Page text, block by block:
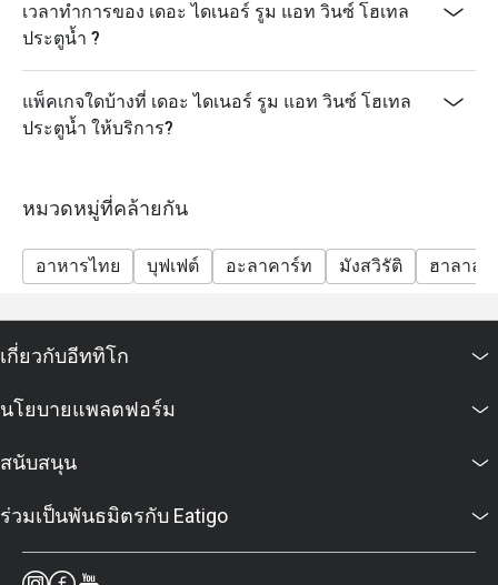
เวลาทำการของ เดอะ ไดเนอร์ รูม แอท วินซ์ โฮเทล
ประตูน้ำ ?
แพ็คเกจใดบ้างที่ เดอะ ไดเนอร์ รูม แอท วินซ์ โฮเทล
ประตูน้ำ ให้บริการ?
หมวดหมู่ที่คล้ายกัน
อาหารไทย บุฟเฟต์ อะลาคาร์ท มังสวิรัติ ฮาลาล
เกี่ยวกับอีททิโก
นโยบายแพลตฟอร์ม
สนับสนุน
ร่วมเป็นพันธมิตรกับ Eatigo